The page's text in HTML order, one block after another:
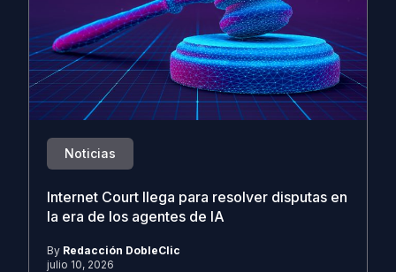
Noticias
Internet Court llega para resolver disputas en
la era de los agentes de IA
By Redacción DobleClic
julio 10, 2026